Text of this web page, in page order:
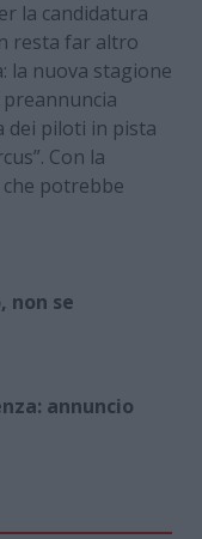
la candidatura
resta far altro
la nuova stagione
preannuncia
dei piloti in pista
Con la
potrebbe
non se
annuncio